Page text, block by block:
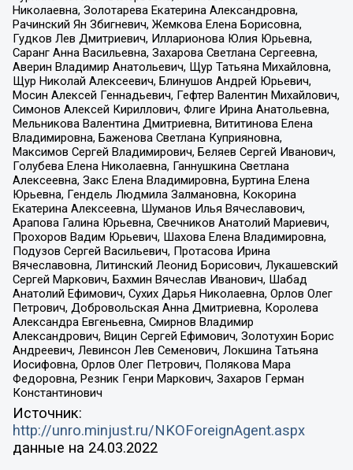
Николаевна, Золотарева Екатерина Александровна,
Рачинский Ян Збигневич, Жемкова Елена Борисовна,
Гудков Лев Дмитриевич, Илларионова Юлия Юрьевна,
Саранг Анна Васильевна, Захарова Светлана Сергеевна,
Аверин Владимир Анатольевич, Щур Татьяна Михайловна,
Щур Николай Алексеевич, Блинушов Андрей Юрьевич,
Мосин Алексей Геннадьевич, Гефтер Валентин Михайлович,
Симонов Алексей Кириллович, Флиге Ирина Анатольевна,
Мельникова Валентина Дмитриевна, Вититинова Елена
Владимировна, Баженова Светлана Куприяновна,
Максимов Сергей Владимирович, Беляев Сергей Иванович,
Голубева Елена Николаевна, Ганнушкина Светлана
Алексеевна, Закс Елена Владимировна, Буртина Елена
Юрьевна, Гендель Людмила Залмановна, Кокорина
Екатерина Алексеевна, Шуманов Илья Вячеславович,
Арапова Галина Юрьевна, Свечников Анатолий Мариевич,
Прохоров Вадим Юрьевич, Шахова Елена Владимировна,
Подузов Сергей Васильевич, Протасова Ирина
Вячеславовна, Литинский Леонид Борисович, Лукашевский
Сергей Маркович, Бахмин Вячеслав Иванович, Шабад
Анатолий Ефимович, Сухих Дарья Николаевна, Орлов Олег
Петрович, Добровольская Анна Дмитриевна, Королева
Александра Евгеньевна, Смирнов Владимир
Александрович, Вицин Сергей Ефимович, Золотухин Борис
Андреевич, Левинсон Лев Семенович, Локшина Татьяна
Иосифовна, Орлов Олег Петрович, Полякова Мара
Федоровна, Резник Генри Маркович, Захаров Герман
Константинович
Источник:
http://unro.minjust.ru/NKOForeignAgent.aspx
данные на 24.03.2022